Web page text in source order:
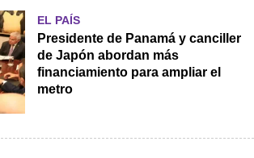
EL PAÍS
Presidente de Panamá y canciller
de Japón abordan más
financiamiento para ampliar el
metro